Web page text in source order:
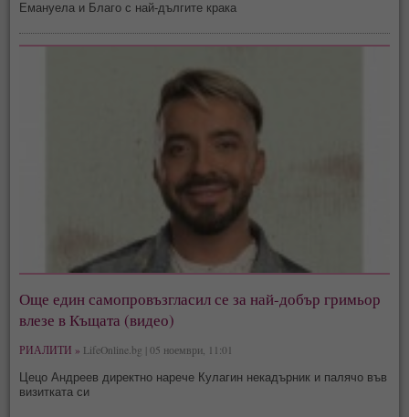
Емануела и Благо с най-дългите крака
Още един самопровъзгласил се за най-добър гримьор
влезе в Къщата (видео)
РИАЛИТИ » LifeOnline.bg | 05 ноември, 11:01
Цецо Андреев директно нарече Кулагин некадърник и палячо във
визитката си